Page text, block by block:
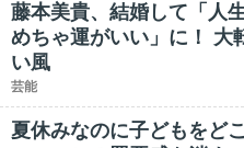
藤本美貴、結婚して「人
めちゃ運がいい」に！ 大
い風
芸能
夏休みなのに子どもをど